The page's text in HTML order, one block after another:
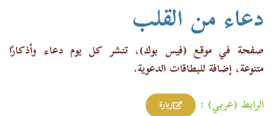
دعاء من القلب
صفحة في موقع (فيس بوك)، تنشر كل يوم دعاء وأذكارًا
متنوعة، إضافة للبطاقات الدعوية.
الرابط (عربي) :
زيارة